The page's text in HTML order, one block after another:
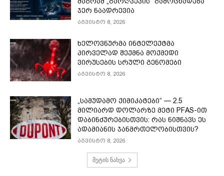
ჯერ ნაადრევია
აგვისტო 8, 2026
ხელოვნურმა ინტელექტმა
პირველად შექმნა მოქმედი
ვირუსების სრული გენომები
აგვისტო 8, 2026
„სამუდამო ქიმიკატები“ — 2.5
მილიარდ დოლარზე მეტი PFAS-ით
დაბინძურებისთვის: რას ნიშნავს ეს
ადამიანის ჯანმრთელობისთვის?
აგვისტო 8, 2026
მეტის ნახვა